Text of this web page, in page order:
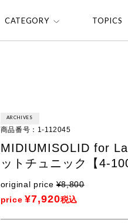
CATEGORY TOPICS
ARCHIVES
商品番号 1-112045
MIDIUMISOLID for
ットチュニック【4-
original price ¥8,800
price ¥7,920税込